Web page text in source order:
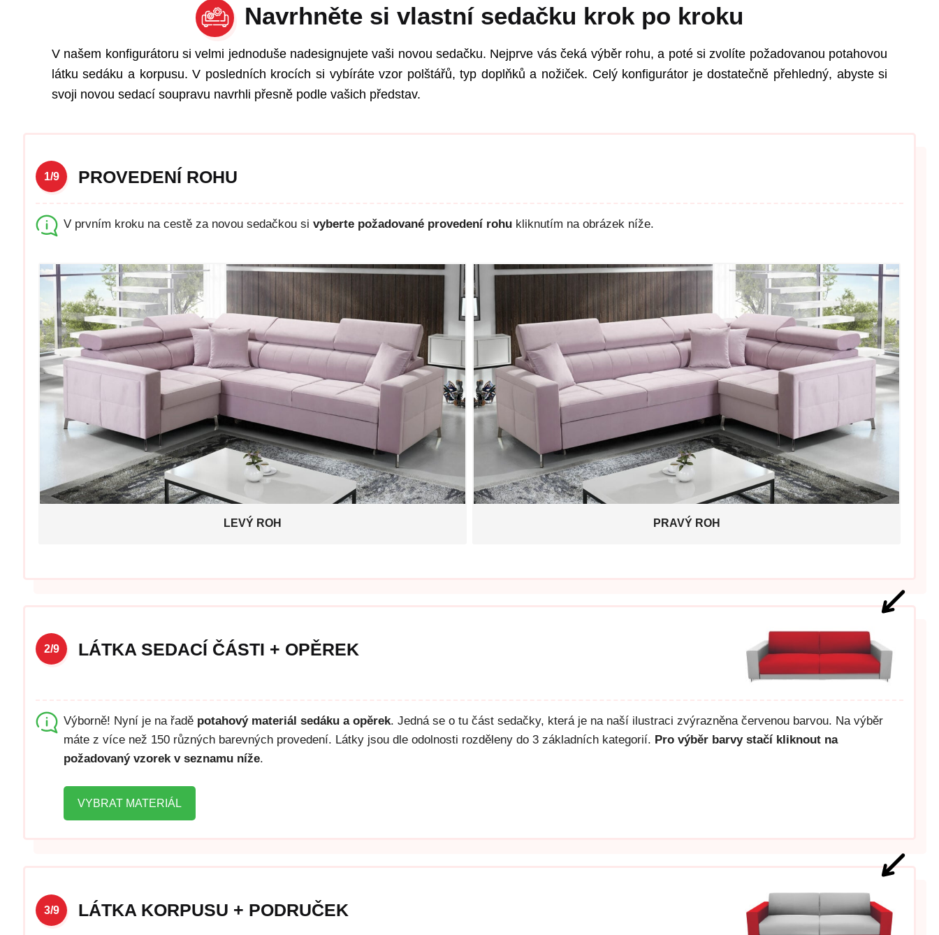
Navrhněte si vlastní sedačku krok po kroku
V našem konfigurátoru si velmi jednoduše nadesignujete vaši novou sedačku. Nejprve vás čeká výběr rohu, a poté si zvolíte požadovanou potahovou
látku sedáku a korpusu. V posledních krocích si vybíráte vzor polštářů, typ doplňků a nožiček. Celý konfigurátor je dostatečně přehledný, abyste si
svoji novou sedací soupravu navrhli přesně podle vašich představ.
1/9 PROVEDENÍ ROHU
V prvním kroku na cestě za novou sedačkou si vyberte požadované provedení rohu kliknutím na obrázek níže.
LEVÝ ROH PRAVÝ ROH
2/9 LÁTKA SEDACÍ ČÁSTI + OPĚREK
Výborně! Nyní je na řadě potahový materiál sedáku a opěrek. Jedná se o tu část sedačky, která je na naší ilustraci zvýrazněna červenou barvou. Na výběr
máte z více než 150 různých barevných provedení. Látky jsou dle odolnosti rozděleny do 3 základních kategorií. Pro výběr barvy stačí kliknout na
požadovaný vzorek v seznamu níže.
VYBRAT MATERIÁL
3/9 LÁTKA KORPUSU + PODRUČEK